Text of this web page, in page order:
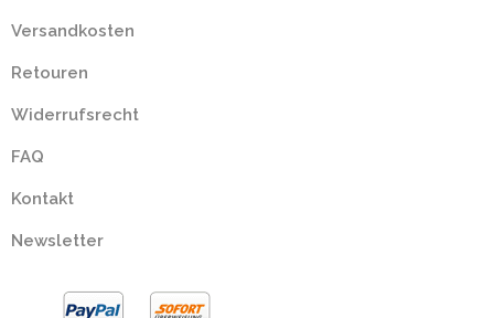
Versandkosten
Retouren
Widerrufsrecht
FAQ
Kontakt
Newsletter